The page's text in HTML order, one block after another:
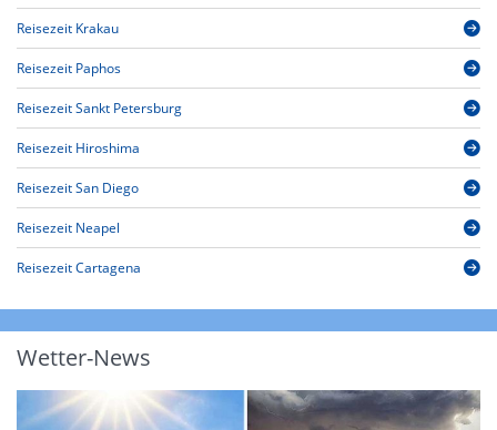
Reisezeit Krakau
Reisezeit Paphos
Reisezeit Sankt Petersburg
Reisezeit Hiroshima
Reisezeit San Diego
Reisezeit Neapel
Reisezeit Cartagena
Wetter-News